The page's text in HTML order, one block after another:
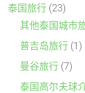
泰国旅行 (23)
其他泰国城市
普吉岛旅行 (1)
曼谷旅行 (7)
泰国高尔夫球